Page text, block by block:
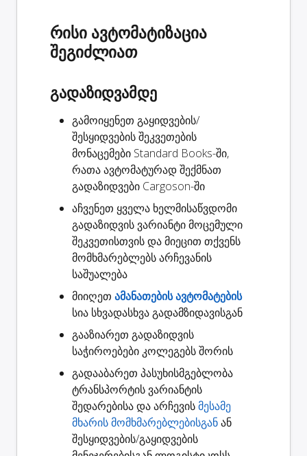
რისი ავტომატიზაცია
შეგიძლიათ
გადაზიდვამდე
გამოიყენეთ გაყიდვების/
შესყიდვების შეკვეთების
მონაცემები Standard Books-ში,
რათა ავტომატურადშექმნათ
გადაზიდვები Cargoson-ში
აჩვენეთ ყველა ხელმისაწვდომი
გადაზიდვის ვარიანტიმოცემული
შეკვეთისთვის და მიეცით თქვენს
მომხმარებლებს არჩევანის
საშუალება
მიიღეთ ამანათების ავტომატების
სია სხვადასხვა გადამზიდავისგან
გააზიარეთ გადაზიდვის
საჭიროებები კოლეგებს შორის
გადააბარეთ პასუხისმგებლობა
ტრანსპორტის ვარიანტის
შედარებისა და არჩევისმესამე
მხარის მომხმარებლებისგანან
შესყიდვების/გაყიდვების